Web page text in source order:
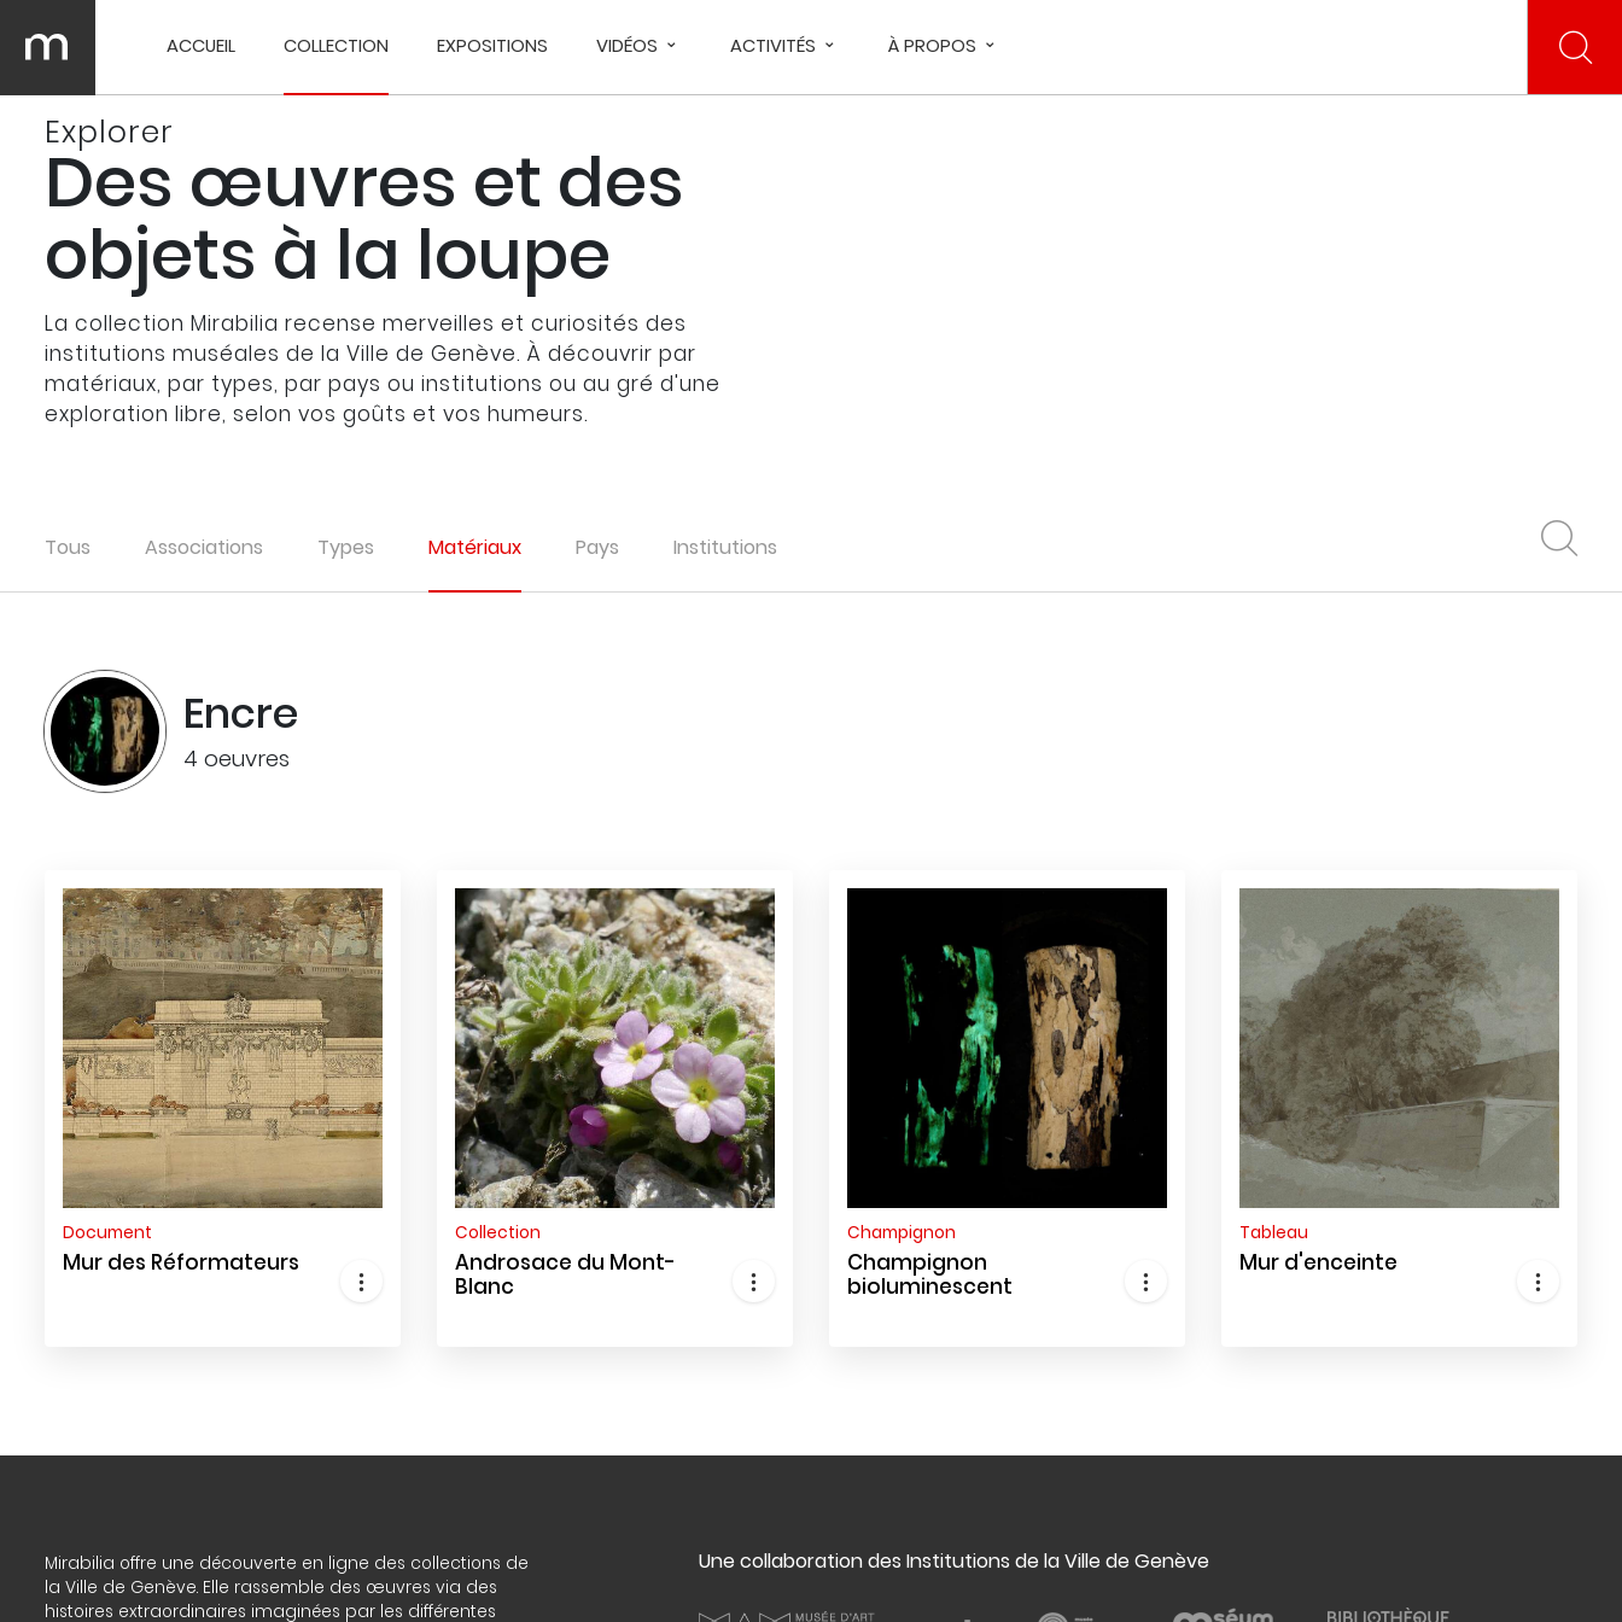
ACCUEIL COLLECTION EXPOSITIONS VIDÉOS ACTIVITÉS À PROPOS
Explorer
Des œuvres et des
objets à la loupe
La collection Mirabilia recense merveilles et curiosités des
institutions muséales de la Ville de Genève. À découvrir par
matériaux, par types, par pays ou institutions ou au gré d'une
exploration libre, selon vos goûts et vos humeurs.
Tous Associations Types Matériaux Pays Institutions
Encre
4 oeuvres
Document
Mur des Réformateurs
Collection
Androsace du Mont-
Blanc
Champignon
Champignon
bioluminescent
Tableau
Mur d'enceinte
Mirabilia offre une découverte en ligne des collections de
la Ville de Genève. Elle rassemble des œuvres via des
histoires extraordinaires imaginées par les différentes
Une collaboration des Institutions de la Ville de Genève